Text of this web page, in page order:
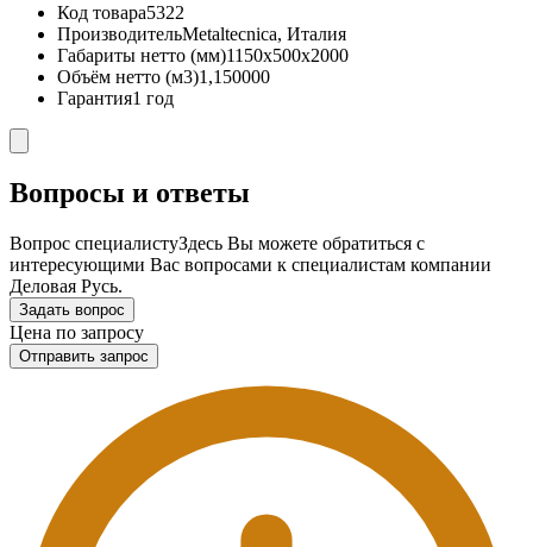
Код товара5322
ПроизводительMetaltecnica, Италия
Габариты нетто (мм)1150x500x2000
Объём нетто (м3)1,150000
Гарантия1 год
Вопросы и ответы
Вопрос специалистуЗдесь Вы можете обратиться с
интересующими Вас вопросами к специалистам компании
Деловая Русь.
Задать вопрос
Цена по запросу
Отправить запрос